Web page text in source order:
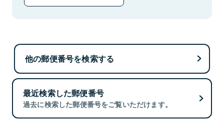
他の郵便番号を検索する
最近検索した郵便番号
過去に検索した郵便番号をご覧いただけます。